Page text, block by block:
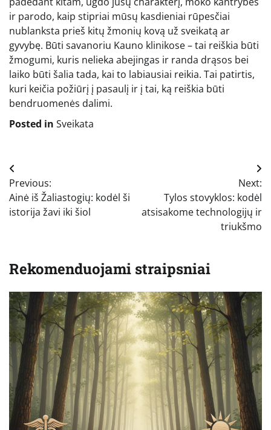
ir parodo, kaip stipriai mūsų kasdieniai rūpesčiai
nublanksta prieš kitų žmonių kovą už sveikatą ar
gyvybę. Būti savanoriu Kauno klinikose – tai reiškia būti
žmogumi, kuris nelieka abejingas ir randa drąsos bei
laiko būti šalia tada, kai to labiausiai reikia. Tai patirtis,
kuri keičia požiūrį į pasaulį ir į tai, ką reiškia būti
bendruomenės dalimi.
Posted in Sveikata
Navigacija
tarp
įrašų
Previous:
Ainė iš Žaliastogių: kodėl ši
istorija žavi iki šiol
Next:
Tylos stovyklos: kodėl
atsisakome technologijų ir
triukšmo
Rekomenduojami straipsniai